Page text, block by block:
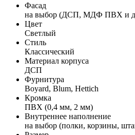
Фасад
на выбор (ДСП, МДФ ПВХ и
Цвет
Светлый
Стиль
Классический
Материал корпуса
ДСП
Фурнитура
Boyard, Blum, Hettich
Кромка
ПВХ (0,4 мм, 2 мм)
Внутреннее наполнение
на выбор (полки, корзины,